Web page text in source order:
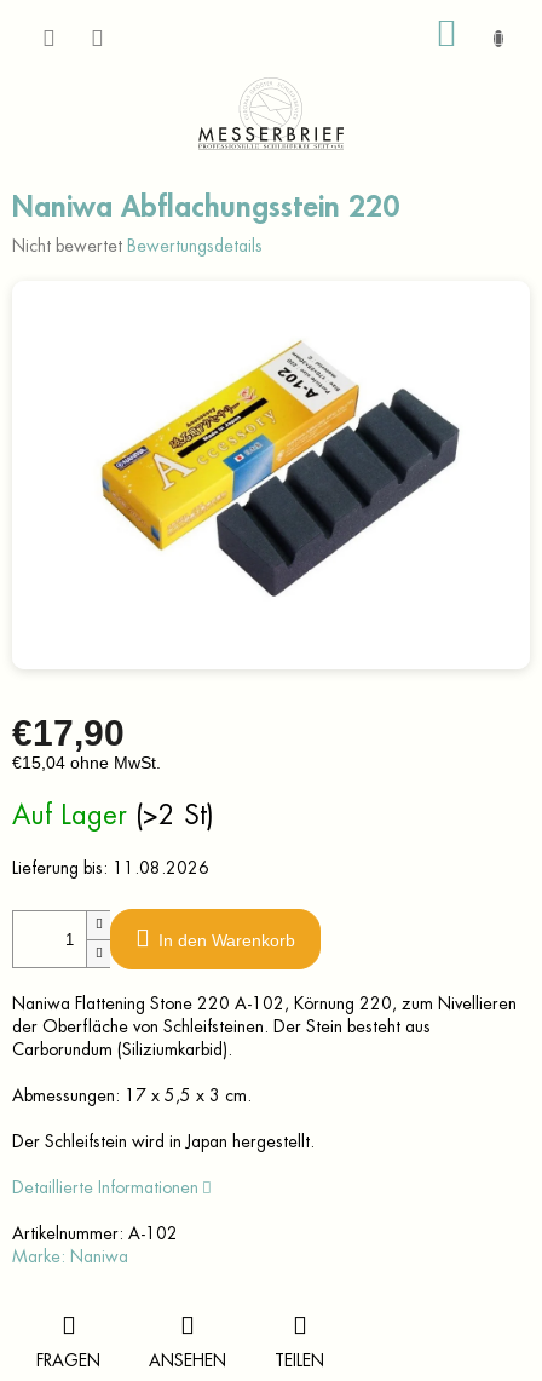
Naniwa Abflachungsstein 220
Die
Nicht bewertet Bewertungsdetails
€17,90
€15,04 ohne MwSt.
Auf Lager (>2 St)
Lieferung bis: 11.08.2026
In den Warenkorb
Naniwa Flattening Stone 220 A-102, Körnung 220, zum Nivellieren
der Oberfläche von Schleifsteinen. Der Stein besteht aus
Carborundum (Siliziumkarbid).
Abmessungen: 17 x 5,5 x 3 cm.
Der Schleifstein wird in Japan hergestellt.
Detaillierte Informationen
Artikelnummer: A-102
Marke: Naniwa
FRAGEN ANSEHEN TEILEN